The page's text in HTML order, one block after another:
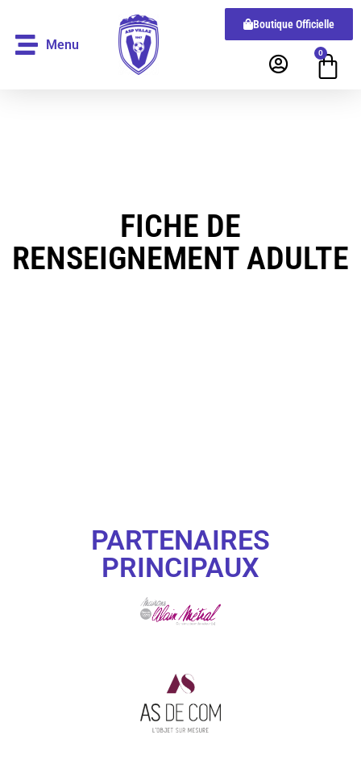
Menu
Boutique Officielle
0
FICHE DE
RENSEIGNEMENT ADULTE
PARTENAIRES
PRINCIPAUX